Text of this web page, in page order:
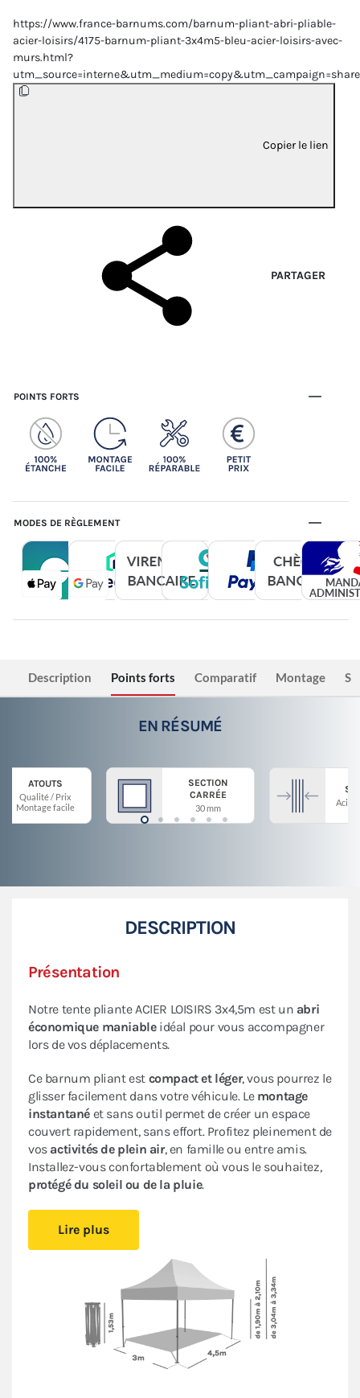
https://www.france-barnums.com/barnum-pliant-abri-pliable-
acier-loisirs/4175-barnum-pliant-3x4m5-bleu-acier-loisirs-avec-
murs.html?
Copier le lien
PARTAGER
POINTS FORTS
MODES DE RÈGLEMENT
Description Points forts Comparatif Montage
EN RÉSUMÉ
ATOUTS
Qualité / Prix
Montage facile
SECTION
CARRÉE
30 mm
Acier
DESCRIPTION
Présentation
Notre tente pliante ACIER LOISIRS 3x4,5m est un abri
économique maniableidéal pour vous accompagner
lors de vos déplacements.
Ce barnum pliant est compact et léger, vous pourrez le
glisser facilement dans votre véhicule. Le montage
instantané et sans outil permet de créer un espace
couvert rapidement, sans effort. Profitez pleinement de
vos activités de plein air, en famille ou entre amis.
Installez-vous confortablement où vous le souhaitez,
protégé du soleil ou de la pluie.
armature en acier avec peinture anti-corrosion
assurentfiabilité et durabilité
Cette tente ACIER LOISIRS bénéficie d’un
excellent
rapport qualité/prix
: c’est un abri pliant de bonne
facture très pratique à un
prix abordable.
Lire plus